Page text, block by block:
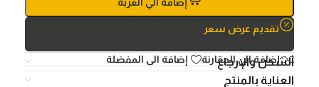
تقديم عرض سعر
إضافة الي المقارنة إضافة الى المفضلة
الشحن والإرجاع
العناية بالمنتج